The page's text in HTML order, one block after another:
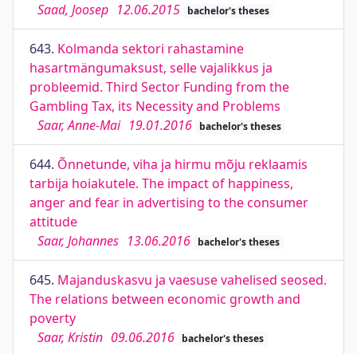
Saad, Joosep 12.06.2015 bachelor's theses
643. Kolmanda sektori rahastamine
hasartmängumaksust, selle vajalikkus ja
probleemid. Third Sector Funding from the
Gambling Tax, its Necessity and Problems
Saar, Anne-Mai 19.01.2016 bachelor's theses
644. Õnnetunde, viha ja hirmu mõju reklaamis
tarbija hoiakutele. The impact of happiness,
anger and fear in advertising to the consumer
attitude
Saar, Johannes 13.06.2016 bachelor's theses
645. Majanduskasvu ja vaesuse vahelised seosed.
The relations between economic growth and
poverty
Saar, Kristin 09.06.2016 bachelor's theses